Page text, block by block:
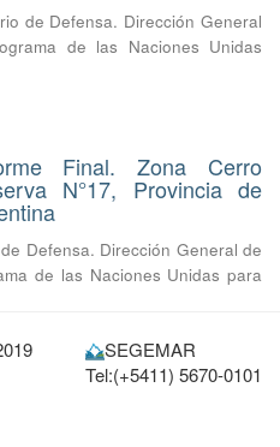
de Defensa. Dirección General
de las Naciones Unidas
Final. Zona Cerro
N°17, Provincia de
Defensa. Dirección General de
de las Naciones Unidas para
SEGEMAR
Tel:(+5411) 5670-0101